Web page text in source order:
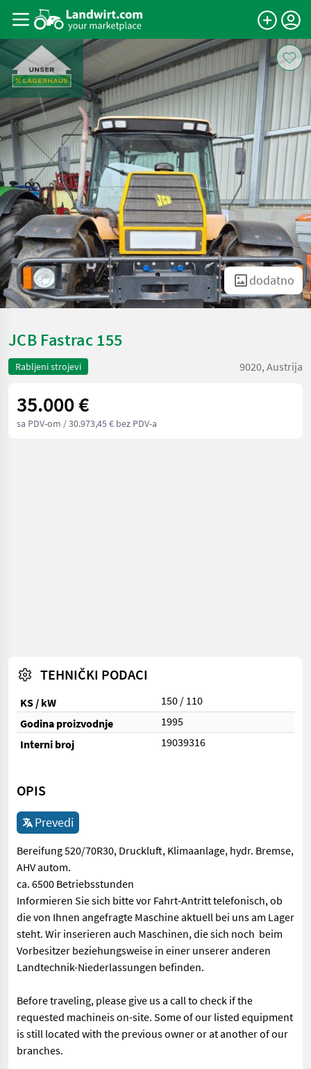
dodatno
JCB Fastrac 155
Rabljeni strojevi 9020, Austrija
35.000 €
sa PDV-om / 30.973,45 € bez PDV-a
TEHNIČKI PODACI
KS / kW
150 / 110
Godina proizvodnje
1995
Interni broj
19039316
OPIS
Prevedi
Bereifung 520/70R30, Druckluft, Klimaanlage, hydr. Bremse,
AHV autom.
ca. 6500 Betriebsstunden
Informieren Sie sich bitte vor Fahrt-Antritt telefonisch, ob
die von Ihnen angefragte Maschine aktuell bei uns am Lager
steht. Wir inserieren auch Maschinen, die sich noch beim
Vorbesitzer beziehungsweise in einer unserer anderen
Landtechnik-Niederlassungen befinden.
Before traveling, please give us a call to check if the
requested machineis on-site. Some of our listed equipment
is still located with the previous owner or at another of our
branches.
Bereifung 520/70R30, Druckluft, Klimaanlage, hydr. Bremse,